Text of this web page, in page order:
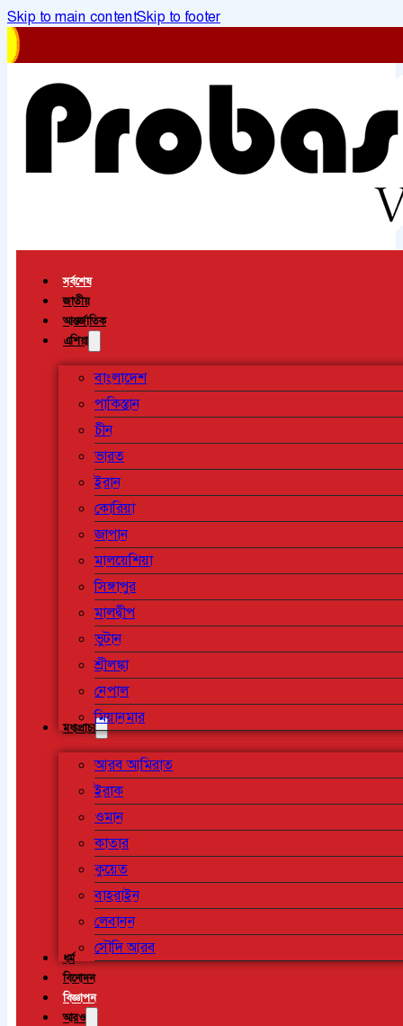
Skip to main contentSkip to footer
সর্বশেষ
জাতীয়
আন্তর্জাতিক
এশিয়া
বাংলাদেশ
পাকিস্তান
চীন
ভারত
ইরান
কোরিয়া
জাপান
মালয়েশিয়া
সিঙ্গাপুর
মালদ্বীপ
ভুটান
শ্রীলঙ্কা
নেপাল
মিয়ানমার
মধ্যপ্রাচ্য
আরব আমিরাত
ইরাক
ওমান
কাতার
কুয়েত
বাহরাইন
লেবানন
সৌদি আরব
ধর্ম
বিনোদন
বিজ্ঞাপন
আরও